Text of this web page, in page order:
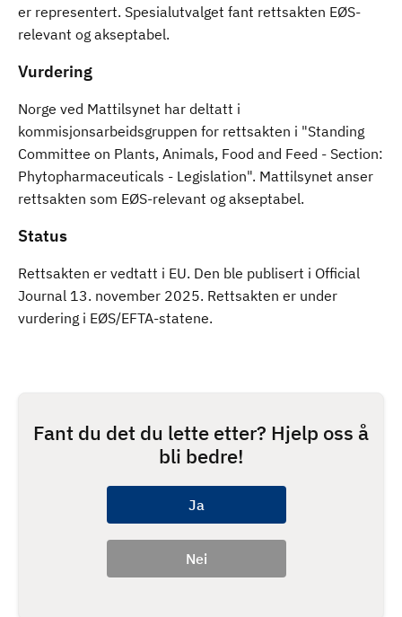
er representert. Spesialutvalget fant rettsakten EØS-
relevant og akseptabel.
Vurdering
Norge ved Mattilsynet har deltatt i
kommisjonsarbeidsgruppen for rettsakten i "Standing
Committee on Plants, Animals, Food and Feed - Section:
Phytopharmaceuticals - Legislation". Mattilsynet anser
rettsakten som EØS-relevant og akseptabel.
Status
Rettsakten er vedtatt i EU. Den ble publisert i Official
Journal 13. november 2025. Rettsakten er under
vurdering i EØS/EFTA-statene.
Fant du det du lette etter? Hjelp oss å
bli bedre!